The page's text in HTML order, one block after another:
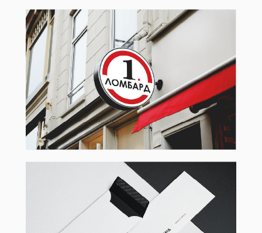
info@hay.agency +7 (495) 132-22-56
Блог
Контакты
Кейсы
AmoCRM
RetailCRM
Битрикс24
Геоперформанс
Контекстная реклама
Корпоративные сайты
Интернет-магазины
Лендинги (Tilda)